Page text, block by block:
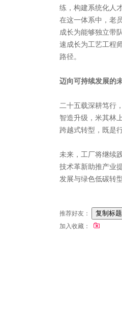
练，构建系统化人
在这一体系中，老
成长为能够独立带
速成长为工艺工程
路径。
迈向可持续发展的
二十五载深耕笃行
智造升级，米其林
跨越式转型，既是
未来，工厂将继续
技术革新助推产业
发展与绿色低碳转
推荐好友：
加入收藏：